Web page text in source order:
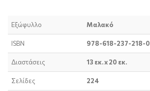
Εξώφυλλο Μαλακό
ISBN 978-618-237-218-0
Διαστάσεις 13 εκ. x 20 εκ.
Σελίδες 224